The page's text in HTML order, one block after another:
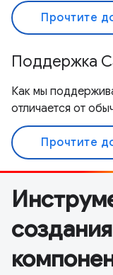
Прочтите
Поддержка
Как мы
отличается от
Прочтите